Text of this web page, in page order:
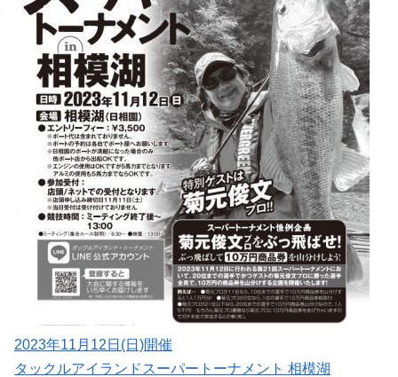
2023年11月12日(日)開催
タックルアイランドスーパートーナメント 相模湖